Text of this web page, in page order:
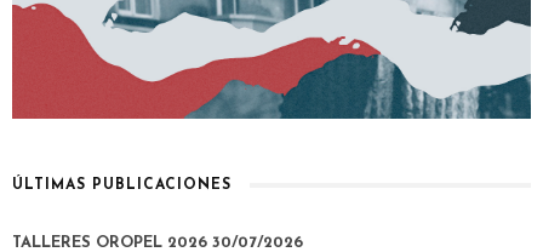
ÚLTIMAS PUBLICACIONES
TALLERES OROPEL 2026 30/07/2026